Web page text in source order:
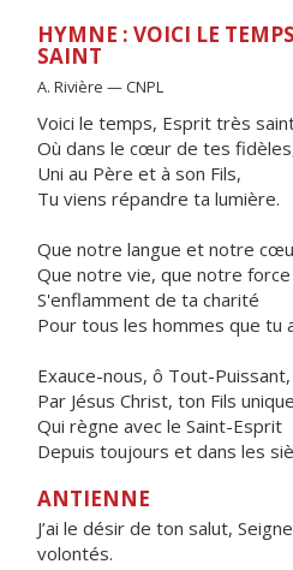
HYMNE : VOICI LE
SAINT
A. Rivière — CNPL
Voici le temps, Esprit très
Où dans le cœur de tes
Uni au Père et à son Fils,
Tu viens répandre ta lumière.
Que notre langue et notre
Que notre vie, que notre force
S'enflamment de ta charité
Pour tous les hommes que tu
Exauce-nous, ô Tout-Puissant,
Par Jésus Christ, ton Fils
Qui règne avec le Saint-Esprit
Depuis toujours et dans les
ANTIENNE
J’ai le désir de ton salut,
volontés.